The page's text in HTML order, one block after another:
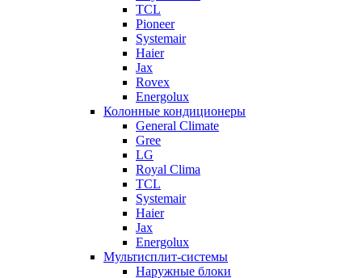
TCL
Pioneer
Systemair
Haier
Jax
Rovex
Energolux
Колонные кондиционеры
General Climate
Gree
LG
Royal Clima
TCL
Systemair
Haier
Jax
Energolux
Мультисплит-системы
Наружные блоки